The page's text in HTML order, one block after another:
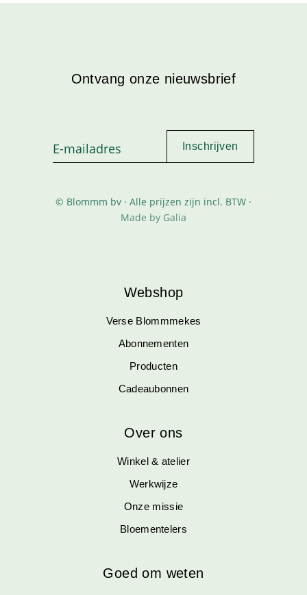
Ontvang onze nieuwsbrief
© Blommm bv · Alle prijzen zijn incl. BTW ·
Made by Galia
Webshop
Verse Blommmekes
Abonnementen
Producten
Cadeaubonnen
Over ons
Winkel & atelier
Werkwijze
Onze missie
Bloementelers
Goed om weten